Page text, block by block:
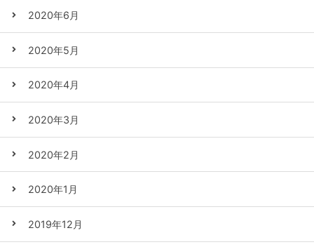
2020年6月
2020年5月
2020年4月
2020年3月
2020年2月
2020年1月
2019年12月